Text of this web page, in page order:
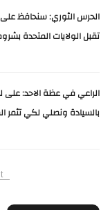
الحرس الثوري: سنحافظ
تقبل الولايات المتحدة
الراعي في عظة الاحد: على
بالسيادة ونصلي لكي تثمر
جانب الجيش اللبناني